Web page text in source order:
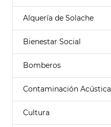
Alquería de Solache
Bienestar Social
Bomberos
Contaminación Acústica
Cultura